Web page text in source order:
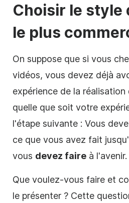
Choisir le style
le plus
On suppose que si vous
vidéos, vous devez déjà
expérience de la réalisation
quelle que soit votre
l'étape suivante : Vous
ce que vous avez fait
vous devez faire à l'avenir.
Que voulez-vous faire et
le présenter ? Cette